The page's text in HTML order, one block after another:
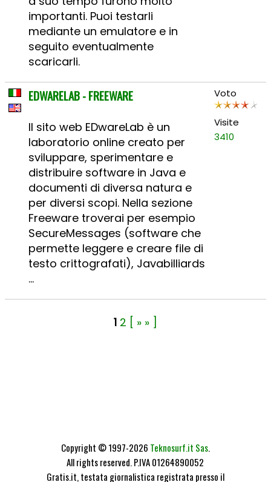
importanti. Puoi testarli
mediante un emulatore e in
seguito eventualmente
scaricarli.
EDWARELAB - FREEWARE
Il sito web EDwareLab è un
laboratorio online creato per
sviluppare, sperimentare e
distribuire software in Java e
documenti di diversa natura e
per diversi scopi. Nella sezione
Freeware troverai per esempio
SecureMessages (software che
permette leggere e creare file di
testo crittografati), Javabilliards
...
Voto
Visite
3410
1 2 [ » » ]
Copyright © 1997-2026 Teknosurf.it Sas.
All rights reserved. P.IVA 01264890052
Gratis.it, testata giornalistica registrata presso il